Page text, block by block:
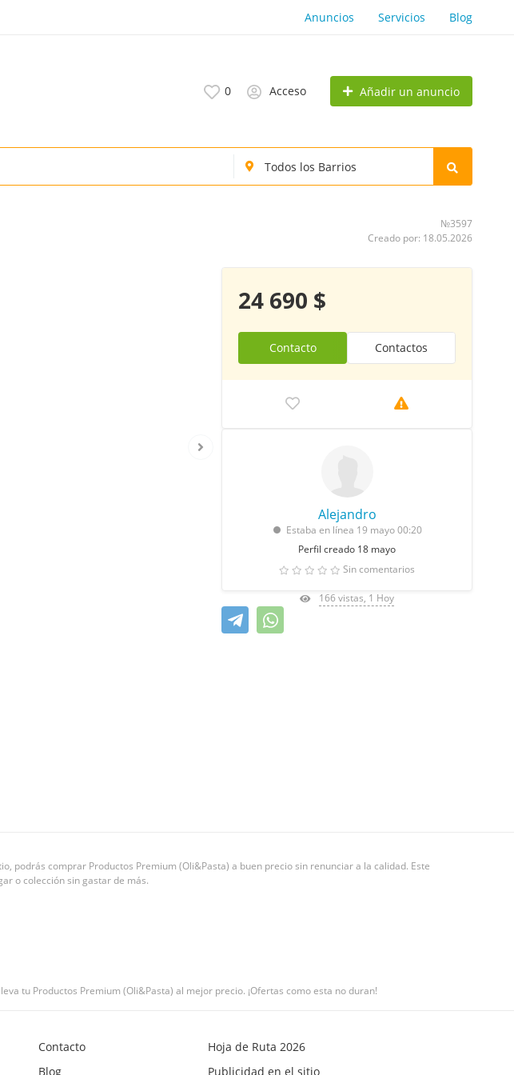
Anuncios Servicios Blog
0 Acceso Añadir un anuncio
№3597
Creado por: 18.05.2026
24 690 $
Contacto Contactos
Alejandro
Estaba en línea 19 mayo 00:20
Perfil creado 18 mayo
Sin comentarios
166 vistas, 1 Hoy
podrás comprar Productos Premium (Oli&Pasta) a buen precio sin renunciar a la calidad. Este
o colección sin gastar de más.
tu Productos Premium (Oli&Pasta) al mejor precio. ¡Ofertas como esta no duran!
Contacto
Blog
Hoja de Ruta 2026
Publicidad en el sitio